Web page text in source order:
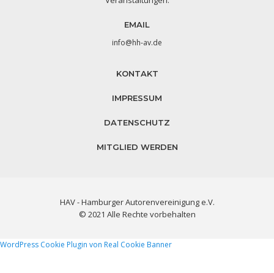
EMAIL
info@hh-av.de
KONTAKT
IMPRESSUM
DATENSCHUTZ
MITGLIED WERDEN
HAV - Hamburger Autorenvereinigung e.V.
© 2021 Alle Rechte vorbehalten
WordPress Cookie Plugin von Real Cookie Banner